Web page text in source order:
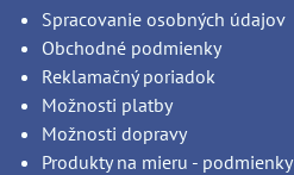
Spracovanie osobných údajov
Obchodné podmienky
Reklamačný poriadok
Možnosti platby
Možnosti dopravy
Produkty na mieru - podmienky